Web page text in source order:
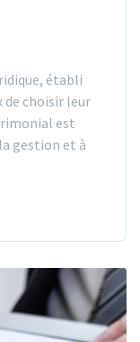
établi
de choisir leur
est
gestion et à